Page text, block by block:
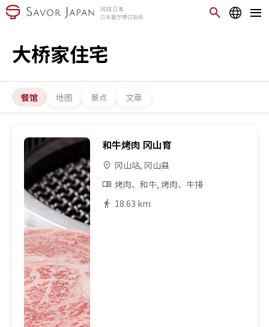
大桥家住宅
餐馆 地图 景点 文章
和牛烤肉 冈山育
冈山站, 冈山县
烤肉、和牛, 烤肉、牛排
18.63 km